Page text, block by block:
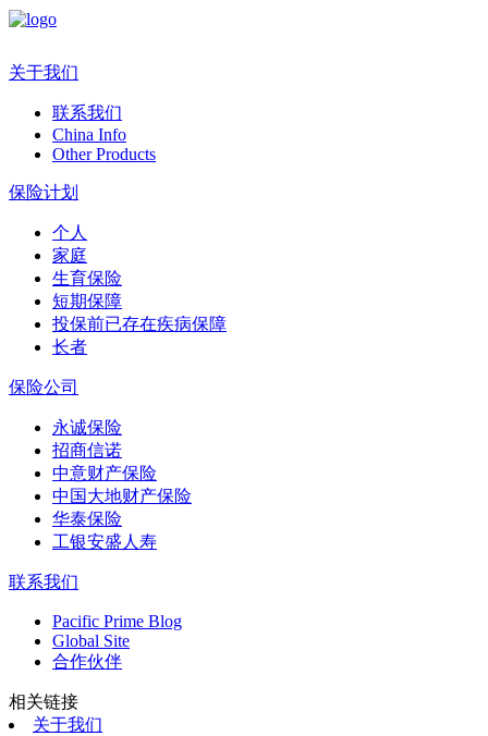
关于我们
联系我们
China Info
Other Products
保险计划
个人
家庭
生育保险
短期保障
投保前已存在疾病保障
长者
保险公司
永诚保险
招商信诺
中意财产保险
中国大地财产保险
华泰保险
工银安盛人寿
联系我们
Pacific Prime Blog
Global Site
合作伙伴
相关链接
关于我们